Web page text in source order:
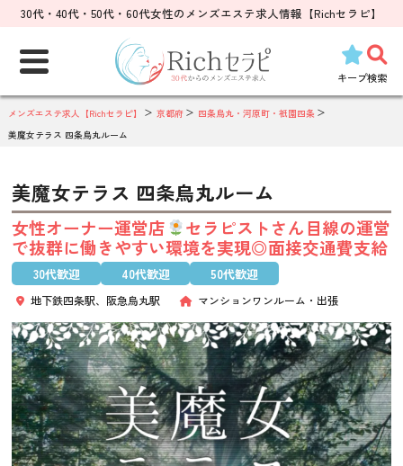
30代・40代・50代・60代女性のメンズエステ求人情報【Richセラピ】
キープ検索
索:
メンズエステ求人【Richセラピ】 京都府
四条烏丸・河原町・祇園四条
美魔女テラス 四条烏丸ルーム
美魔女テラス 四条烏丸ルーム
女性オーナー運営店
セラピストさん目線の運営
で抜群に働きやすい環境を実現◎面接交通費支給
30代歓迎 40代歓迎 50代歓迎
地下鉄四条駅、阪急烏丸駅 マンションワンルーム 出張